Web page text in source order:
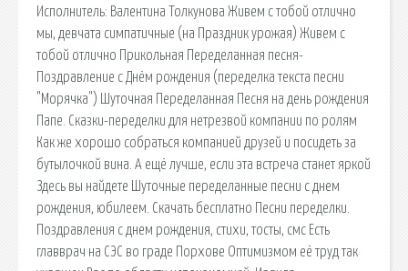
Исполнитель: Валентина Толкунова Живем с тобой отлично
мы, девчата симпатичные (на Праздник урожая) Живем с
тобой отлично Прикольная Переделанная песня-
Поздравление с Днём рождения (переделка текста песни
"Морячка") Шуточная Переделанная Песня на день рождения
Папе. Сказки-переделки для нетрезвой компании по ролям
Как же хорошо собраться компанией друзей и посидеть за
бутылочкой вина. А ещё лучше, если эта встреча станет яркой
Здесь вы найдете Шуточные переделанные песни с днем
рождения, юбилеем. Скачать бесплатно Песни переделки.
Поздравления с днем рождения, стихи, тосты, смс Есть
главврач на СЭС во граде Порхове Оптимизмом её труд так